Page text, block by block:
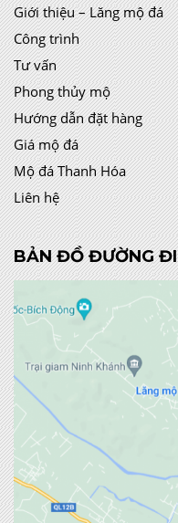
Giới thiệu – Lăng mộ đá
Công trình
Tư vấn
Phong thủy mộ
Hướng dẫn đặt hàng
Giá mộ đá
Mộ đá Thanh Hóa
Liên hệ
BẢN ĐỒ ĐƯỜNG ĐI